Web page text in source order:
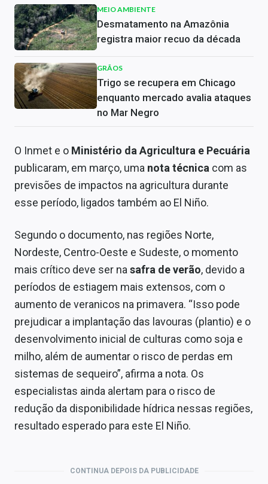
MEIO AMBIENTE
Desmatamento na Amazônia
registra maior recuo da década
GRÃOS
Trigo se recupera em Chicago
enquanto mercado avalia ataques
no Mar Negro
O Inmet e o Ministério da Agricultura e Pecuária
publicaram, em março, uma nota técnica com as
previsões de impactos na agricultura durante
esse período, ligados também ao El Niño.
Segundo o documento, nas regiões Norte,
Nordeste, Centro-Oeste e Sudeste, o momento
mais crítico deve ser nasafra de verão, devido a
períodos de estiagem mais extensos, com o
aumento de veranicos na primavera. “Isso pode
prejudicar a implantação das lavouras (plantio) e o
desenvolvimento inicial de culturas como soja e
milho, além de aumentar o risco de perdas em
sistemas de sequeiro”, afirma a nota. Os
especialistas ainda alertam para o risco de
redução da disponibilidade hídrica nessas regiões,
resultado esperado para este El Niño.
CONTINUA DEPOIS DA PUBLICIDADE